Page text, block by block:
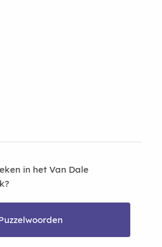
in het Van Dale